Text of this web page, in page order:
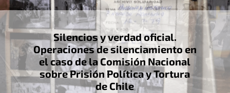
Silencios y verdad oficial.
Operaciones de silenciamiento en
el caso de la Comisión Nacional
sobre Prisión Política y Tortura
de Chile